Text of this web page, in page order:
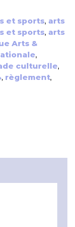
et sports, arts
et sports, arts
Arts &
,
culturelle,
, règlement,